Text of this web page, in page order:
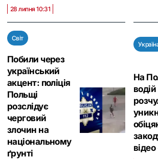
28 липня 10:31
Світ
Побили через
український
акцент: поліція
Польщі
розслідує
черговий
злочин на
національному
ґрунті
На
відео